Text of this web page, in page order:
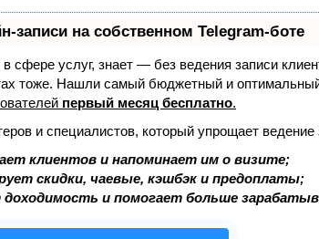
записи на собственном Telegram-боте
в сфере услуг, знает — без ведения записи
тоже. Нашли самый бюджетный и
первый месяц бесплатно.
и специалистов, который упрощает ведение
клиентов и напоминает им о визите;
скидки, чаевые, кэшбэк и предоплаты;
доходимость и помогает больше